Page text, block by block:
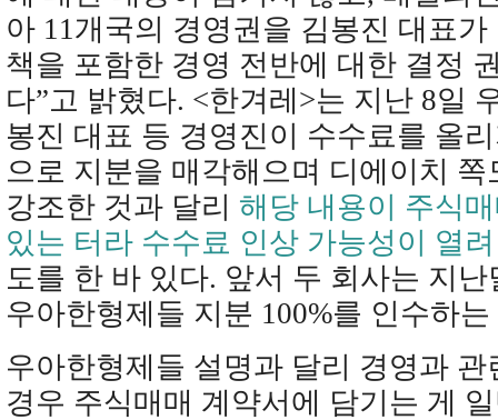
아 11개국의 경영권을 김봉진 대표
책을 포함한 경영 전반에 대한 결정
다”고 밝혔다. <한겨레>는 지난 8일
봉진 대표 등 경영진이 수수료를 올
으로 지분을 매각해으며 디에이치
강조한 것과 달리 해당 내용이 주식
있는 터라 수수료 인상 가능성이 열
도를 한 바 있다. 앞서 두 회사는 지
우아한형제들 지분 100%를 인수하
우아한형제들 설명과 달리 경영과
경우 주식매매 계약서에 담기는 게